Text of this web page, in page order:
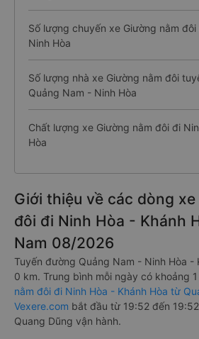
Số lượng chuyến xe Giường nằm đôi
Ninh Hòa
Số lượng nhà xe Giường nằm đôi
Quảng Nam - Ninh Hòa
Chất lượng xe Giường nằm đôi đi
Hòa
Giới thiệu về các dòng
đôi đi Ninh Hòa - Khánh
Nam 08/2026
Tuyến đường Quảng Nam - Ninh Hòa -
0 km. Trung bình mỗi ngày có khoảng
nằm đôi đi Ninh Hòa - Khánh Hòa từ
Vexere.com bắt đầu từ 19:52 đến
Quang Dũng vận hành.